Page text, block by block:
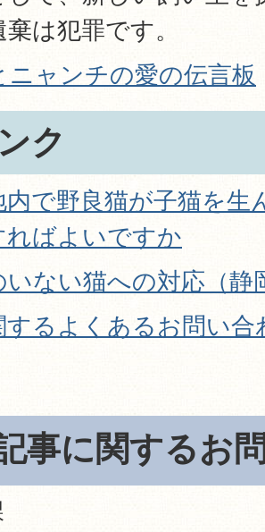
は犯罪です。
ニャンチの愛の伝言板
ク
内で野良猫が子猫を生
ればよいですか
いない猫への対応（静
するよくあるお問い合
事に関するお